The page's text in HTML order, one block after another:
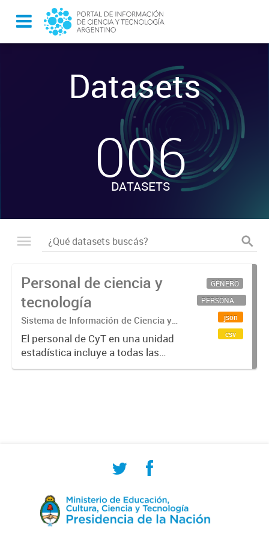
Datasets
-
006
DATASETS
Personal de ciencia y
tecnología
Sistema de Información de Ciencia y
Tecnología Argentino (SICYTAR)
El personal de CyT en una unidad
estadística incluye a todas las
personas involucradas
GÉNERO
PERSONAL CIENTÍFICO-TECNOLÓGICO
json
csv